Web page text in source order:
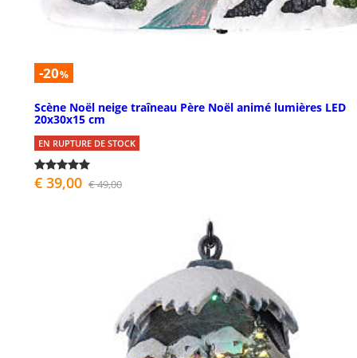
-20%
Scène Noël neige traîneau Père Noël animé lumières LED
20x30x15 cm
EN RUPTURE DE STOCK
€ 39,00 € 49,00